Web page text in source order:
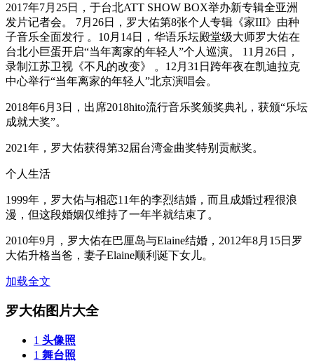
2017年7月25日，于台北ATT SHOW BOX举办新专辑全亚洲
发片记者会。 7月26日，罗大佑第8张个人专辑《家III》由种
子音乐全面发行 。10月14日，华语乐坛殿堂级大师罗大佑在
台北小巨蛋开启“当年离家的年轻人”个人巡演。 11月26日，
录制江苏卫视《不凡的改变》 。12月31日跨年夜在凯迪拉克
中心举行“当年离家的年轻人”北京演唱会。
2018年6月3日，出席2018hito流行音乐奖颁奖典礼，获颁“乐坛
成就大奖”。
2021年，罗大佑获得第32届台湾金曲奖特别贡献奖。
个人生活
1999年，罗大佑与相恋11年的李烈结婚，而且成婚过程很浪
漫，但这段婚姻仅维持了一年半就结束了。
2010年9月，罗大佑在巴厘岛与Elaine结婚，2012年8月15日罗
大佑升格当爸，妻子Elaine顺利诞下女儿。
加载全文
罗大佑图片大全
1 头像照
1 舞台照